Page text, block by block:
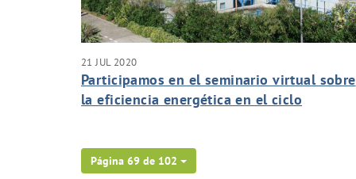
21 JUL 2020
Participamos en el seminario virtual sobre
la eficiencia energética en el ciclo
Página 69 de 102